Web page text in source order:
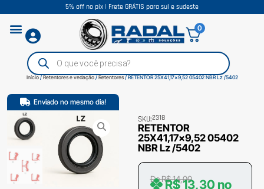
5% off no pix | Frete GRÁTIS para sul e sudeste
0
Início/Retentores e vedação/Retentores/ RETENTOR 25X41,17×9,52 05402 NBR Lz /5402
Enviado no mesmo dia!
SKU:2318
RETENTOR
25X41,17×9,52 05402
NBR Lz /5402
DeR$14,00
R$13,30 no